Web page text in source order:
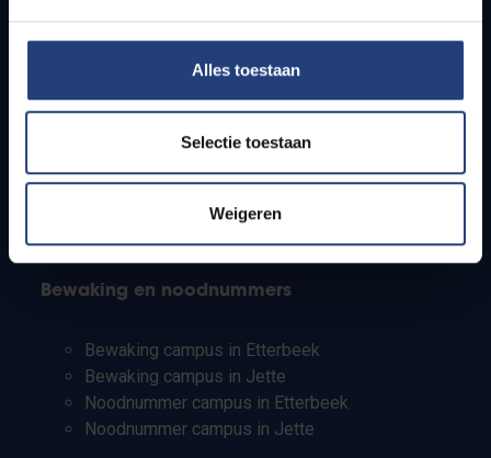
Alles toestaan
Selectie toestaan
Weigeren
Studenten
PhD-studenten
Leerkrachten en secundaire scholen
Bewaking en noodnummers
Bewaking campus in Etterbeek
Bewaking campus in Jette
Noodnummer campus in Etterbeek
Noodnummer campus in Jette